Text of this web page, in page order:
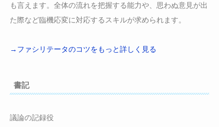
も言えます。全体の流れを把握する能力や、思わぬ意見が出
た際など臨機応変に対応するスキルが求められます。
→ファシリテータのコツをもっと詳しく見る
書記
議論の記録役